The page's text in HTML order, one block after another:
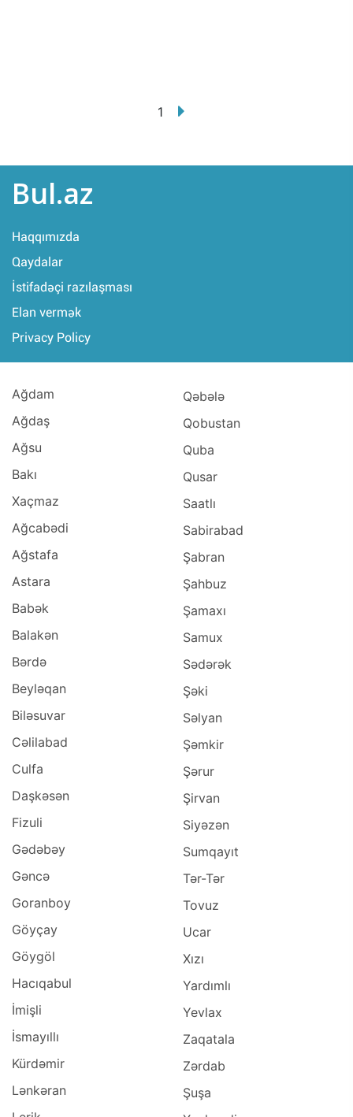
1
Bul.az
Haqqımızda
Qaydalar
İstifadəçi razılaşması
Elan vermək
Privacy Policy
Ağdam
Ağdaş
Ağsu
Bakı
Xaçmaz
Ağcabədi
Ağstafa
Astara
Babək
Balakən
Bərdə
Beyləqan
Biləsuvar
Cəlilabad
Culfa
Daşkəsən
Fizuli
Gədəbəy
Gəncə
Goranboy
Göyçay
Göygöl
Hacıqabul
İmişli
İsmayıllı
Kürdəmir
Lənkəran
Qəbələ
Qobustan
Quba
Qusar
Saatlı
Sabirabad
Şabran
Şahbuz
Şamaxı
Samux
Sədərək
Şəki
Səlyan
Şəmkir
Şərur
Şirvan
Siyəzən
Sumqayıt
Tər-Tər
Tovuz
Ucar
Xızı
Yardımlı
Yevlax
Zaqatala
Zərdab
Şuşa